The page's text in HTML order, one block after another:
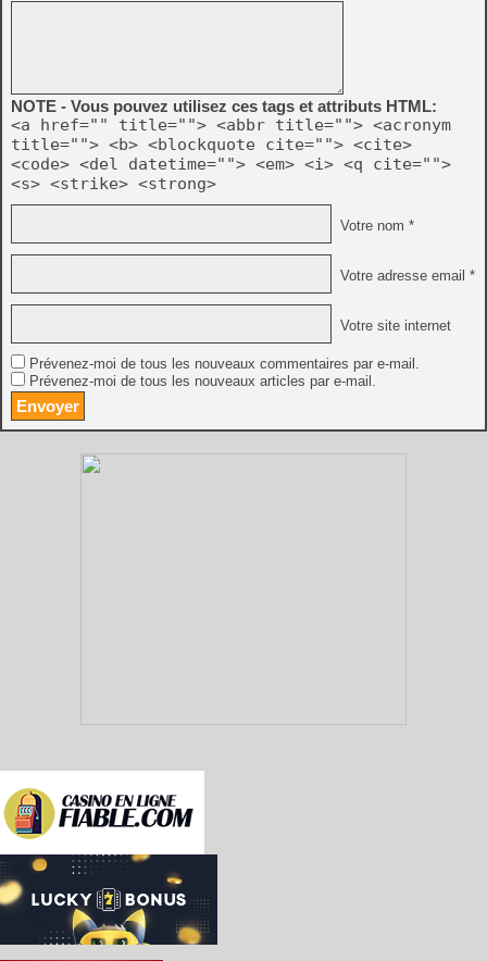
NOTE - Vous pouvez utilisez ces tags et attributs HTML:
<a href="" title=""> <abbr title=""> <acronym
title=""> <b> <blockquote cite=""> <cite>
<code> <del datetime=""> <em> <i> <q cite="">
<s> <strike> <strong>
Votre nom *
Votre adresse email *
Votre site internet
Prévenez-moi de tous les nouveaux commentaires par e-mail.
Prévenez-moi de tous les nouveaux articles par e-mail.